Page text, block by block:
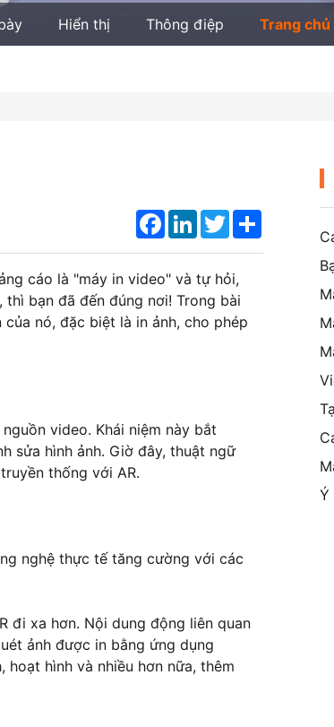
Hiển thị Thông điệp Trang chủ
Facebook
LinkedInTwitterShare
cáo là "máy in video" và tự hỏi,
bạn đã đến đúng nơi! Trong bài
nó, đặc biệt là in ảnh, cho phép
video. Khái niệm này bắt
sửa hình ảnh. Giờ đây, thuật ngữ
thống với AR.
nghệ thực tế tăng cường với các
đi xa hơn. Nội dung động liên quan
ảnh được in bằng ứng dụng
hình và nhiều hơn nữa, thêm